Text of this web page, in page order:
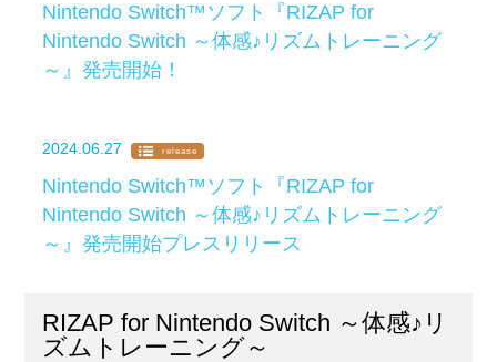
Nintendo Switch™ソフト『RIZAP for
Nintendo Switch ～体感♪リズムトレーニング
～』発売開始！
2024.06.27 release
Nintendo Switch™ソフト『RIZAP for
Nintendo Switch ～体感♪リズムトレーニング
～』発売開始プレスリリース
RIZAP for Nintendo Switch ～体感♪リ
ズムトレーニング～